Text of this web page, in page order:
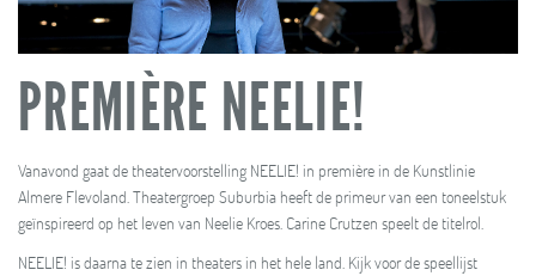
PREMIÈRE NEELIE!
Vanavond gaat de theatervoorstelling NEELIE! in première in de Kunstlinie
Almere Flevoland. Theatergroep Suburbia heeft de primeur van een toneelstuk
geïnspireerd op het leven van Neelie Kroes. Carine Crutzen speelt de titelrol.
NEELIE! is daarna te zien in theaters in het hele land. Kijk voor de speellijst